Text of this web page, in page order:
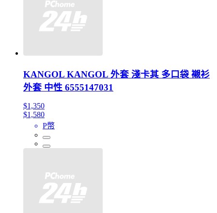
KANGOL KANGOL 外套 淺卡其 多口袋 襯衫
外套 中性 6555147031
$1,350
$1,580
P幣